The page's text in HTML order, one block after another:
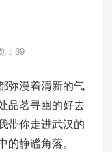
：89
弥漫着清新的气
品茗寻幽的好去
带你走进武汉的
的静谧角落。